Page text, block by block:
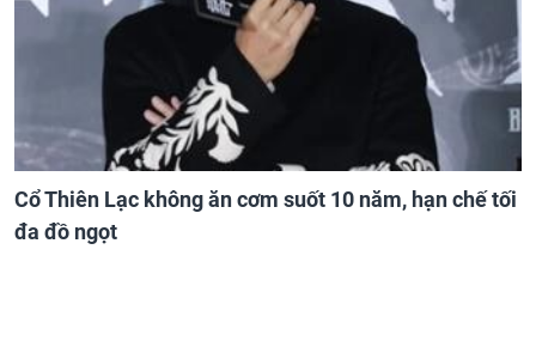
Cổ Thiên Lạc không ăn cơm suốt 10 năm, hạn chế tối
đa đồ ngọt